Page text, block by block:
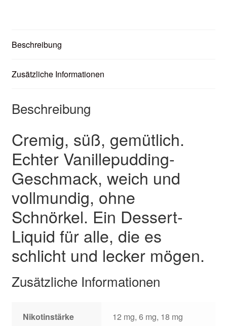
Beschreibung
Zusätzliche Informationen
Beschreibung
Cremig, süß, gemütlich.
Echter Vanillepudding-
Geschmack, weich und
vollmundig, ohne
Schnörkel. Ein Dessert-
Liquid für alle, die es
schlicht und lecker mögen.
Zusätzliche Informationen
Nikotinstärke 12 mg, 6 mg, 18 mg